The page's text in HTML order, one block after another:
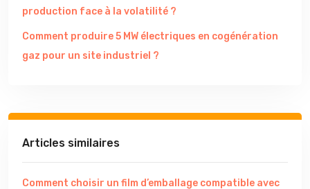
production face à la volatilité ?
Comment produire 5 MW électriques en cogénération
gaz pour un site industriel ?
Articles similaires
Comment choisir un film d’emballage compatible avec